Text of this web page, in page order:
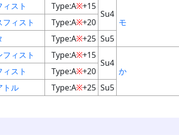
ィスト
Type:A※+15
Su4
モ
ィスト Type:A※+20
Type:A※+25 Su5
ィスト
Type:A※+15
Su4
か
ィスト Type:A※+20
トル
Type:A※+25 Su5